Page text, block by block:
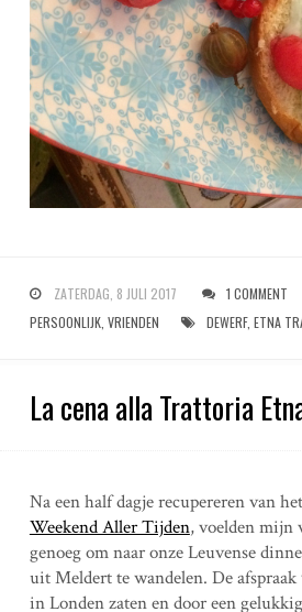
ZATERDAG, 8 JULI 2017 1 COMMENT
PERSOONLIJK, VRIENDEN DEWERF, ETNA
La cena alla Trattoria
Na een half dagje recupereren van het
Weekend Aller Tijden, voelden mijn
genoeg om naar onze Leuvense
uit Meldert te wandelen. De afspraak
in Londen zaten en door een